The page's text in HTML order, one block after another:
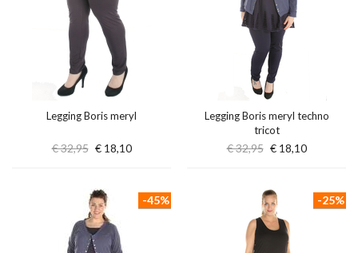
Legging Boris meryl
€ 32,95 € 18,10
Legging Boris meryl techno
tricot
€ 32,95 € 18,10
-45% -25%